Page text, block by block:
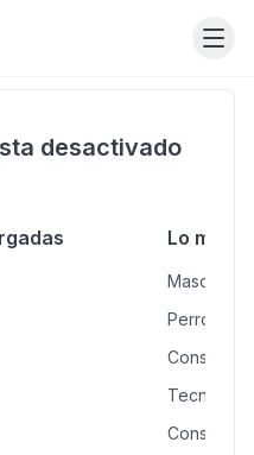
desactivado
Lo más
Mascotas
Perros en